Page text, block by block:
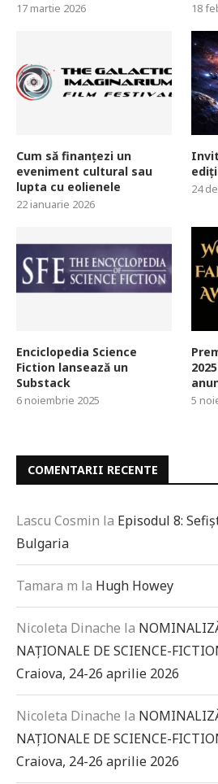
17 martie 2026 18
Cum să finanțezi un
eveniment cultural sau
lupta cu eolienele
22 ianuarie 2026
24
Enciclopedia Science
Fiction lansează un
Substack
6 noiembrie 2025 5
COMENTARII RECENTE
Lascu Cosmin la Episodul 8:
Bulgaria
Tamara m la Hugh Howey
Nicoleta Dinache la
NAȚIONALE DE SCIENCE-
Craiova, 24-26 aprilie 2026
Nicoleta Dinache la
NAȚIONALE DE SCIENCE-
Craiova, 24-26 aprilie 2026